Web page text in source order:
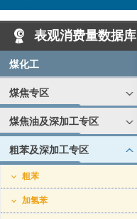
表观消费量数据库
煤化工
煤焦专区
煤焦油及深加工专区
粗苯及深加工专区
粗苯
加氢苯